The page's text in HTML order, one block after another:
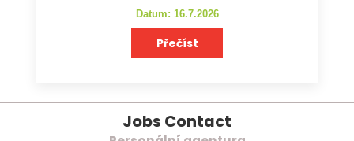
Datum: 16.7.2026
Přečíst
Jobs Contact